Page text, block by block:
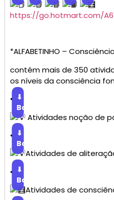
https://go.hotmart.com/
*ALFABETINHO –
contém mais de 350
os níveis da consciência
• ⬇
Baixar
Atividades noção de
• ⬇
Baixar
Atividades de
• ⬇
Baixar
Atividades de